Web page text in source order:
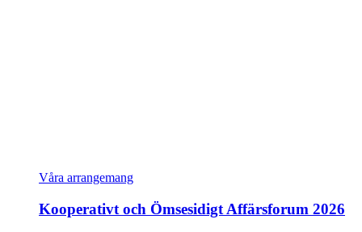
Våra arrangemang
Kooperativt och Ömsesidigt Affärsforum 2026